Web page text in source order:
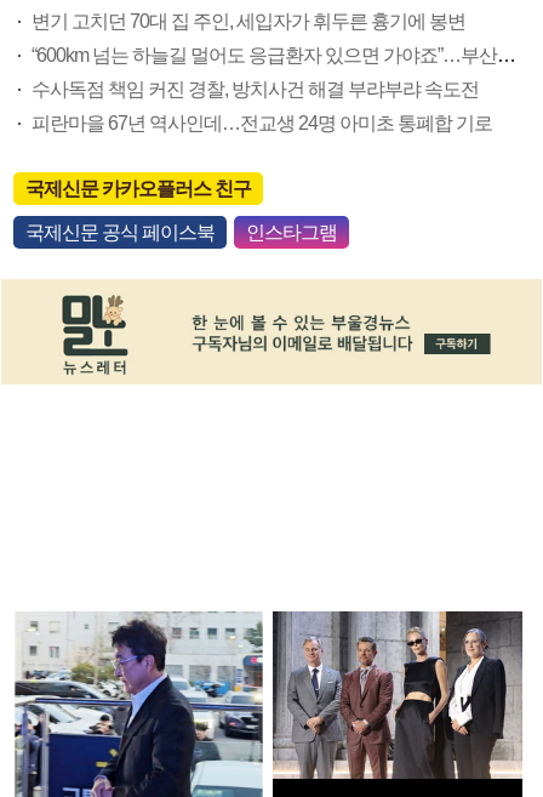
변기 고치던 70대 집 주인, 세입자가 휘두른 흉기에 봉변
“600km 넘는 하늘길 멀어도 응급환자 있으면 가야죠”…부산소방항공대 활약상 눈길
수사독점 책임 커진 경찰, 방치사건 해결 부랴부랴 속도전
피란마을 67년 역사인데…전교생 24명 아미초 통폐합 기로
국제신문 카카오플러스 친구
국제신문 공식 페이스북 인스타그램